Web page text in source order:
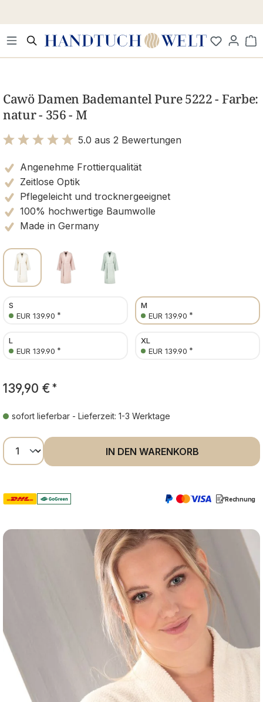
Cawö Damen Bademantel Pure 5222 - Farbe:
natur - 356 - M
5.0 aus 2 Bewertungen
Angenehme Frottierqualität
Zeitlose Optik
Pflegeleicht und trocknergeeignet
100% hochwertige Baumwolle
Made in Germany
S
EUR 139.90 *
M
EUR 139.90 *
L
EUR 139.90 *
XL
EUR 139.90 *
139,90 € *
sofort lieferbar - Lieferzeit: 1-3 Werktage
Produkt Anzahl: Gib den gewünschten
IN DEN WARENKORB
Rechnung